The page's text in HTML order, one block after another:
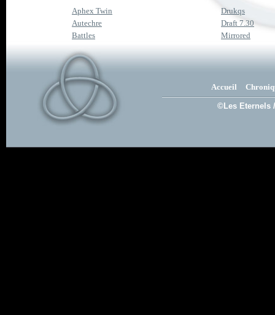
Aphex Twin
Drukqs
Autechre
Draft 7.30
Battles
Mirrored
Accueil
©Les Eternels